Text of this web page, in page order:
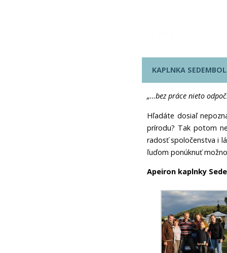
KAPLNKA
„…bez práce nieto
Hľadáte dosiaľ
prírodu? Tak potom
radosť spoločenstva i
ľuďom ponúknuť
Apeiron kaplnky